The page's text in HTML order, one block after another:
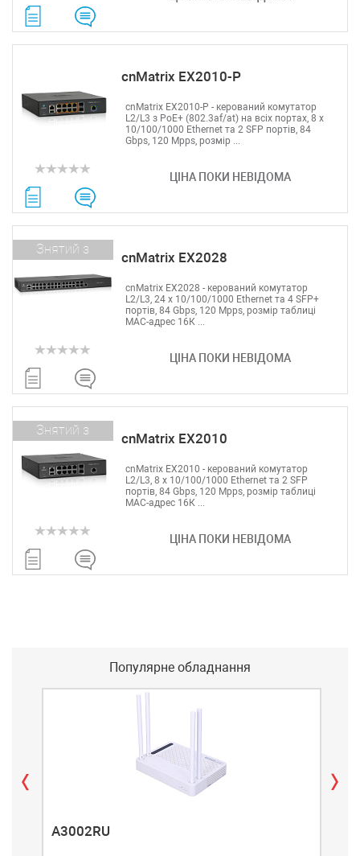
cnMatrix EX2010-P
ЦІНА ПОКИ НЕВІДОМА
cnMatrix EX2010-P - керований комутатор
L2/L3 з PoE+ (802.3af/at) на всіх портах, 8 х
10/100/1000 Ethernet та 2 SFP портів, 84
Gbps, 120 Mpps, розмір ...
cnMatrix EX2028
Знятий з
ЦІНА ПОКИ НЕВІДОМА
cnMatrix EX2028 - керований комутатор
L2/L3, 24 х 10/100/1000 Ethernet та 4 SFP+
портів, 84 Gbps, 120 Mpps, розмір таблиці
MAC-адрес 16К ...
cnMatrix EX2010
Знятий з
ЦІНА ПОКИ НЕВІДОМА
cnMatrix EX2010 - керований комутатор
L2/L3, 8 х 10/100/1000 Ethernet та 2 SFP
портів, 84 Gbps, 120 Mpps, розмір таблиці
MAC-адрес 16К ...
Популярне обладнання
A3002RU